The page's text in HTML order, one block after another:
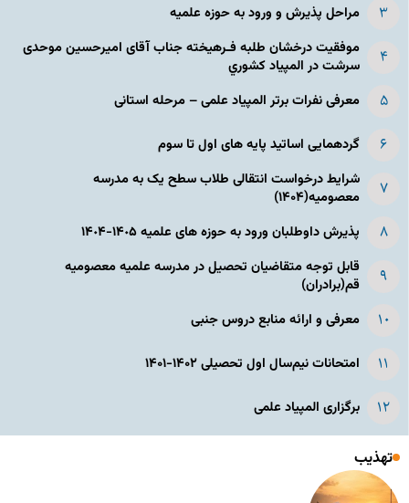
مراحل پذیرش و ورود به حوزه علمیه
موفقیت درخشان طلبه فـرهیخته جناب آقای امیرحسین موحدی
سرشت در المپياد كشوري
معرفی نفرات برتر المپیاد علمی – مرحله استانی
گردهمایی اساتید پایه های اول تا سوم
شرایط درخواست انتقالی طلاب سطح یک به مدرسه
معصومیه(۱۴۰۴)
پذیرش داوطلبان ورود به حوزه های علمیه ١۴٠۵-١۴٠۴
قابل توجه متقاضیان تحصیل در مدرسه علمیه معصومیه
قم(برادران)
معرفی و ارائه منابع دروس جنبی
امتحانات نیم‌سال اول تحصیلی ۱۴۰۲-۱۴۰۱
برگزاری المپیاد علمی
تهذیب